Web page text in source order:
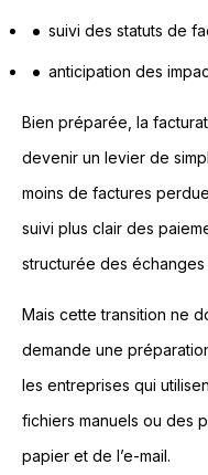
suivi des statuts de
anticipation des
Bien préparée, la
devenir un levier de
moins de factures
suivi plus clair des
structurée des
Mais cette transition ne
demande une
les entreprises qui
fichiers manuels ou des
papier et de l’e-mail.